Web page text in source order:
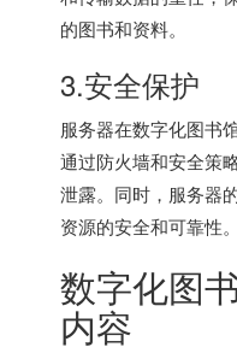
的图书和资料。
3.安全保护
服务器在数字化图书
通过防火墙和安全策
泄露。同时，服务器
资源的安全和可靠性。
数字化图
内容